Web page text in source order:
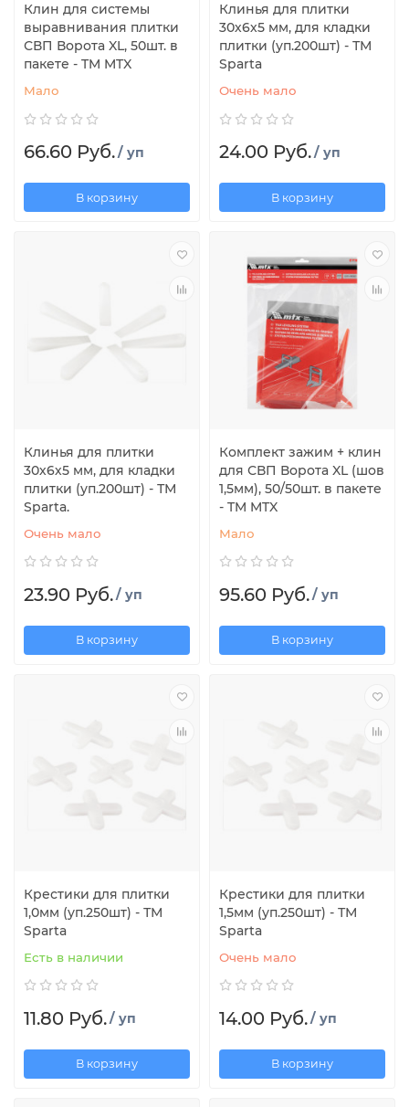
Клин для системы
выравнивания плитки
СВП Ворота XL, 50шт. в
пакете - TM MTX
Мало
66.60 Руб./ уп
В корзину
Клинья для плитки
30х6х5 мм, для кладки
плитки (уп.200шт) - ТМ
Sparta
Очень мало
24.00 Руб./ уп
В корзину
Клинья для плитки
30х6х5 мм, для кладки
плитки (уп.200шт) - ТМ
Sparta.
Очень мало
23.90 Руб./ уп
В корзину
Комплект зажим + клин
для СВП Ворота XL (шов
1,5мм), 50/50шт. в пакете
- TM MTX
Мало
95.60 Руб./ уп
В корзину
Крестики для плитки
1,0мм (уп.250шт) - ТМ
Sparta
Есть в наличии
11.80 Руб./ уп
В корзину
Крестики для плитки
1,5мм (уп.250шт) - ТМ
Sparta
Очень мало
14.00 Руб./ уп
В корзину